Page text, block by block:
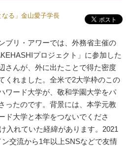
なる」金山愛子学長
ブリ・アワーでは、外務省主催の
プロジェクト」に参加した
さんが、外に出たことで得た密度
くれました。全米で2大学枠のこの
ワード大学が、敬和学園大学をパ
ったのです。背景には、本学元教
ド大学と本学をつないでくださ
入れていた経緯があります。2021
交流から1年以上SNSなどで友情